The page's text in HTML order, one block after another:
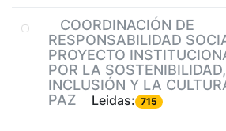
COORDINACIÓN DE
RESPONSABILIDAD
PROYECTO
POR LA
INCLUSIÓN Y LA
PAZ
Leidas: 715